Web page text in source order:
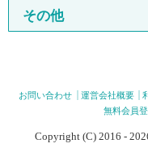
その他
お問い合わせ 運営会社概要
無料会員
Copyright (C) 2016 -